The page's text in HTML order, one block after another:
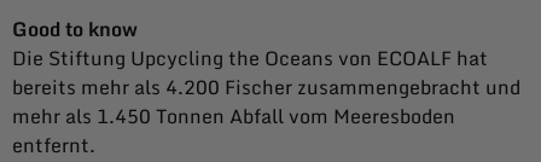
Good to know
Die Stiftung Upcycling the Oceans von ECOALF hat
bereits mehr als 4.200 Fischer zusammengebracht und
mehr als 1.450 Tonnen Abfall vom Meeresboden
entfernt.